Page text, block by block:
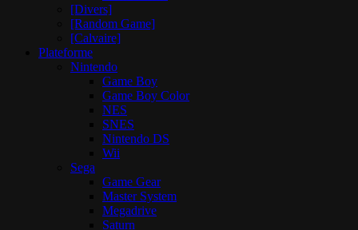
[Divers]
[Random Game]
[Calvaire]
Plateforme
Nintendo
Game Boy
Game Boy Color
NES
SNES
Nintendo DS
Wii
Sega
Game Gear
Master System
Megadrive
Saturn